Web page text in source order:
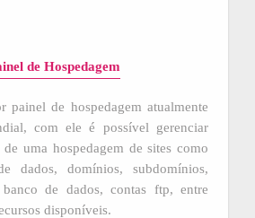
de Hospedagem
painel de hospedagem atualmente
com ele é possível gerenciar
uma hospedagem de sites como
dados, domínios, subdomínios,
banco de dados, contas ftp, entre
disponíveis.